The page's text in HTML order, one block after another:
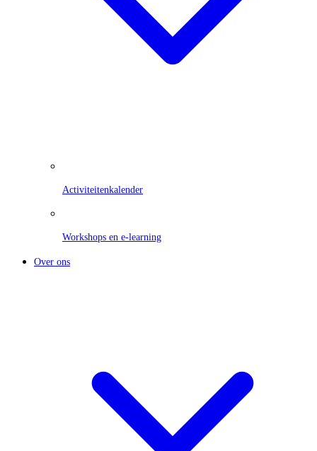
Activiteitenkalender
Workshops en e-learning
Over ons